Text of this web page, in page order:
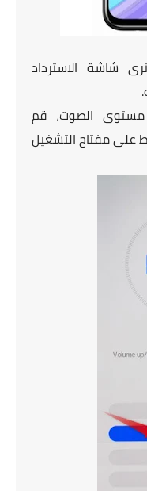
شاشة الاسترداد
الصوت، قم
على مفتاح التشغيل